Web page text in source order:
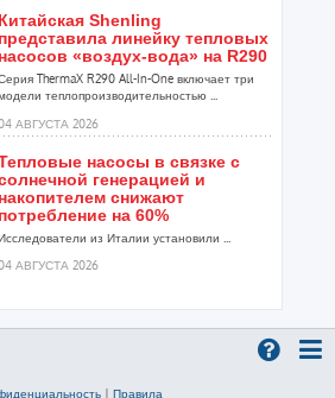
Китайская Shenling
представила линейку тепловых
насосов «воздух-вода» на R290
ThermaX R290 All-In-One включает три
теплопроизводительностью ...
АВГУСТА 2026
насосы в связке с
генерацией и
накопителем снижают
потребление на 60%
из Италии установили ...
АВГУСТА 2026
| Правила